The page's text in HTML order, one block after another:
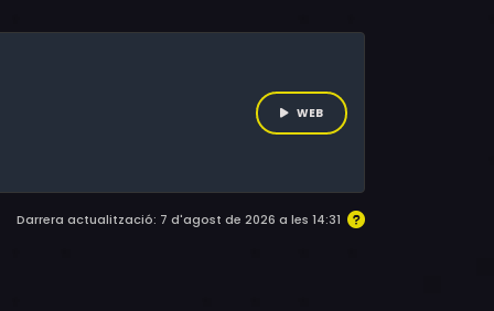
de l'amor incondicional.Aquesta és la
amb la seva identitat és agreujat per
WEB
Darrera actualització: 7 d'agost de 2026 a les 14:31